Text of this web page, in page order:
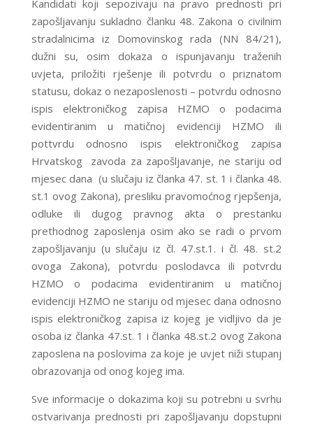
Kandidati koji sepozivaju na pravo prednosti pri
zapošljavanju sukladno članku 48. Zakona o civilnim
stradalnicima iz Domovinskog rada (NN 84/21),
dužni su, osim dokaza o ispunjavanju traženih
uvjeta, priložiti rješenje ili potvrdu o priznatom
statusu, dokaz o nezaposlenosti – potvrdu odnosno
ispis elektroničkog zapisa HZMO o podacima
evidentiranim u matičnoj evidenciji HZMO ili
pottvrdu odnosno ispis elektroničkog zapisa
Hrvatskog zavoda za zapošljavanje, ne stariju od
mjesec dana (u slučaju iz članka 47. st. 1 i članka 48.
st.1 ovog Zakona), presliku pravomoćnog rjepšenja,
odluke ili dugog pravnog akta o prestanku
prethodnog zaposlenja osim ako se radi o prvom
zapošljavanju (u slučaju iz čl. 47.st.1. i čl. 48. st.2
ovoga Zakona), potvrdu poslodavca ili potvrdu
HZMO o podacima evidentiranim u matičnoj
evidenciji HZMO ne stariju od mjesec dana odnosno
ispis elektroničkog zapisa iz kojeg je vidljivo da je
osoba iz članka 47.st. 1 i članka 48.st.2 ovog Zakona
zaposlena na poslovima za koje je uvjet niži stupanj
obrazovanja od onog kojeg ima.
Sve informacije o dokazima koji su potrebni u svrhu
ostvarivanja prednosti pri zapošljavanju dopstupni